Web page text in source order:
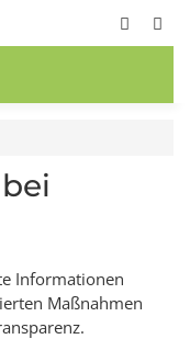
Informationen
Maßnahmen